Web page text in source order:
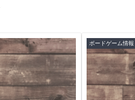
ボードゲーム情報